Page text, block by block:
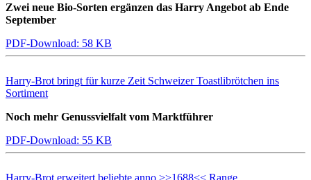
Zwei neue Bio-Sorten ergänzen das Harry Angebot ab Ende
September
PDF-Download: 58 KB
Harry-Brot bringt für kurze Zeit Schweizer Toastlibrötchen ins
Sortiment
Noch mehr Genussvielfalt vom Marktführer
PDF-Download: 55 KB
Harry-Brot erweitert beliebte anno >>1688<< Range